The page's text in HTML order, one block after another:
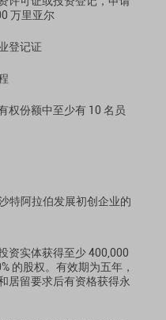
万里亚尔
登记证
权份额中至少有 10 名员
特阿拉伯发展初创企业的
资实体获得至少 400,000
的股权。有效期为五年，
居留要求后有资格获得永